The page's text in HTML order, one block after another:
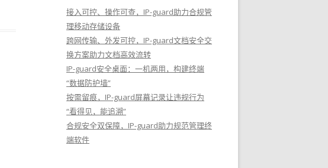
接入可控、操作可查，IP-guard助力合规管
理移动存储设备
跨网传输、外发可控，IP-guard文档安全交
换方案助力文档高效流转
IP-guard安全桌面：一机两用，构建终端
“数据防护墙”
按需留痕，IP-guard屏幕记录让违规行为
“看得见，能追溯”
合规安全双保障，IP-guard助力规范管理终
端软件